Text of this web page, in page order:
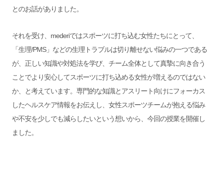
とのお話がありました。
それを受け、mederiではスポーツに打ち込む女性たちにとって、
「生理/PMS」などの生理トラブルは切り離せない悩みの一つである
が、正しい知識や対処法を学び、チーム全体として真摯に向き合う
ことでより安心してスポーツに打ち込める女性が増えるのではない
か、と考えています。専門的な知識とアスリート向けにフォーカス
したヘルスケア情報をお伝えし、女性スポーツチームが抱える悩み
や不安を少しでも減らしたいという想いから、今回の授業を開催し
ました。